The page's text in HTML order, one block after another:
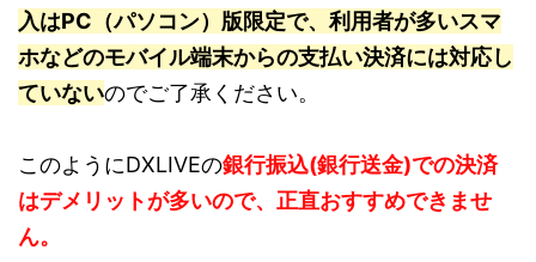
入はPC（パソコン）版限定で、利用者が多いスマ
ホなどのモバイル端末からの支払い決済には対応し
ていないのでご了承ください。
このようにDXLIVEの銀行振込(銀行送金)での決済
はデメリットが多いので、正直おすすめできませ
ん。